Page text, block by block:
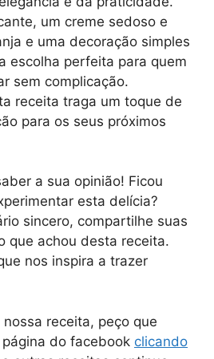
um creme sedoso e
e uma decoração simples
escolha perfeita para quem
sem complicação.
receita traga um toque de
para os seus próximos
a sua opinião! Ficou
esta delícia?
sincero, compartilhe suas
que achou desta receita.
nos inspira a trazer
receita, peço que
do facebook clicando